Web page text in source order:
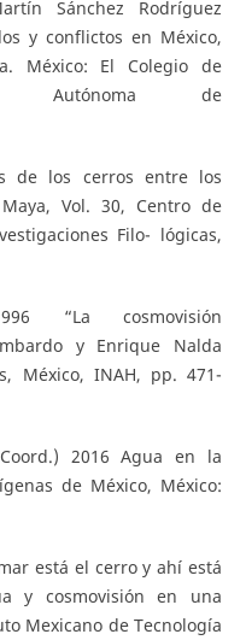
Sánchez Rodríguez
y conflictos en México,
México: El Colegio de
Autónoma de
de los cerros entre los
Vol. 30, Centro de
Filo- lógicas,
“La cosmovisión
y Enrique Nalda
México, INAH, pp. 471-
2016 Agua en la
de México, México:
está el cerro y ahí está
y cosmovisión en una
Mexicano de Tecnología